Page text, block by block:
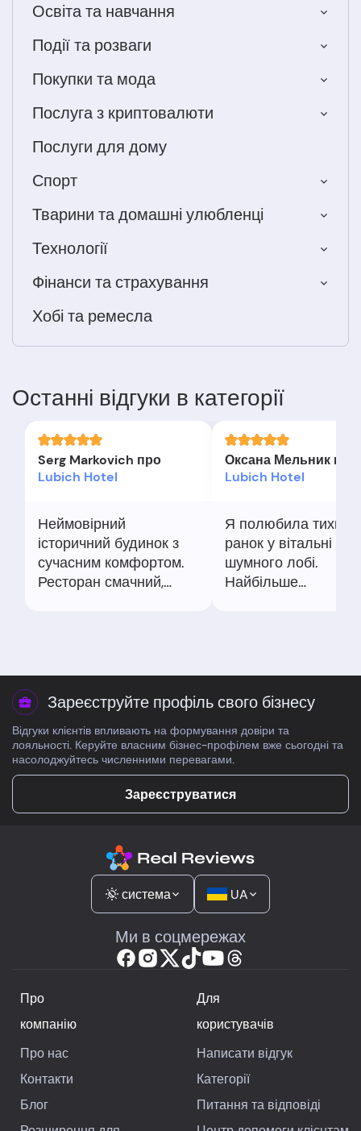
Освіта та навчання
Події та розваги
Покупки та мода
Послуга з криптовалюти
Послуги для дому
Спорт
Тварини та домашні улюбленці
Технології
Фінанси та страхування
Хобі та ремесла
Останні відгуки в категорії
Serg Markovich про
Lubich Hotel
Неймовірний
історичний будинок з
сучасним комфортом.
Ресторан смачний,
атмосферу.
Оксана Мельник про
Lubich Hotel
Я полюбила тихий
ранок у вітальні
шумного лобі.
Найбільше
парком.
Зареєструйте профіль свого бізнесу
Відгуки клієнтів впливають на формування довіри та
лояльності. Керуйте власним бізнес-профілем вже сьогодні та
насолоджуйтесь численними перевагами.
Зареєструватися
система UA
Ми в соцмережах
Про
компанію
Про нас
Контакти
Блог
Для
користувачів
Написати відгук
Категорії
Питання та відповіді